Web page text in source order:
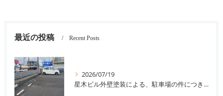
最近の投稿 Recent Posts
2026/07/19
星木ビル外壁塗装による、駐車場の件につきまして。